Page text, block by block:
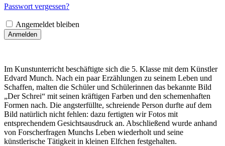
Passwort vergessen?
Angemeldet bleiben
Anmelden
Im Kunstunterricht beschäftigte sich die 5. Klasse mit dem Künstler
Edvard Munch. Nach ein paar Erzählungen zu seinem Leben und
Schaffen, malten die Schüler und Schülerinnen das bekannte Bild
„Der Schrei“ mit seinen kräftigen Farben und den schemenhaften
Formen nach. Die angsterfüllte, schreiende Person durfte auf dem
Bild natürlich nicht fehlen: dazu fertigten wir Fotos mit
entsprechendem Gesichtsausdruck an. Abschließend wurde anhand
von Forscherfragen Munchs Leben wiederholt und seine
künstlerische Tätigkeit in kleinen Elfchen festgehalten.